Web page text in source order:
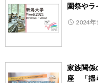
園祭やラ
2024年
家族関係
座 「揺